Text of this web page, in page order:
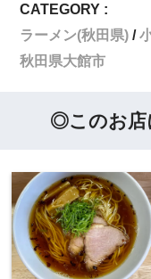
CATEGORY :
ラーメン(秋田県)
秋田県大館市
◎このお店